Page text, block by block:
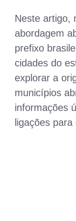
Neste artigo,
abordagem
prefixo
cidades do
explorar a
municípios
informações
ligações para